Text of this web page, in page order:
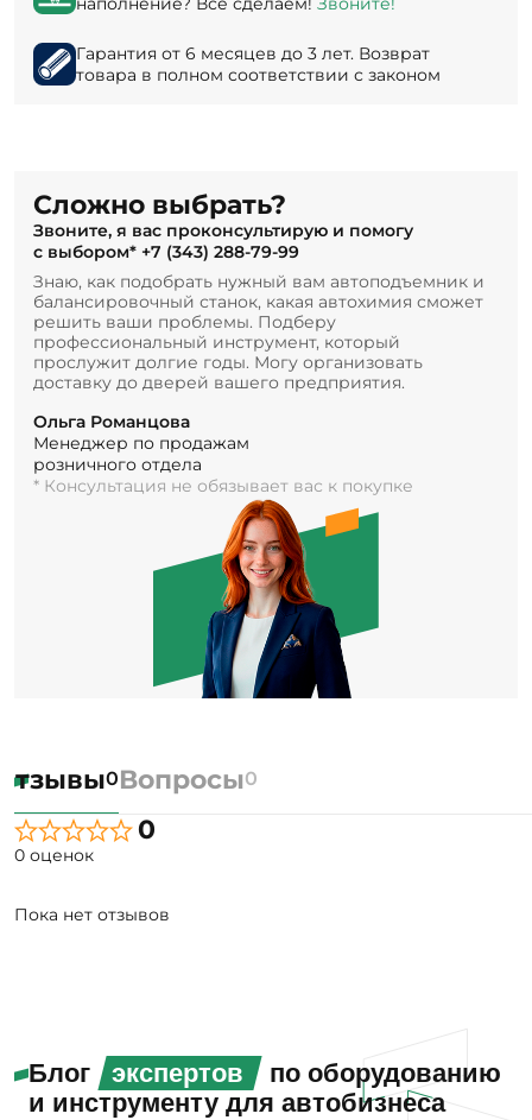
Гарантия от 6 месяцев до 3 лет. Возврат
товара в полном соответствии с законом
Сложно выбрать?
Звоните, я вас проконсультирую и помогу
с выбором* +7 (343) 288-79-99
Знаю, как подобрать нужный вам автоподъемник и
балансировочный станок, какая автохимия сможет
решить ваши проблемы. Подберу
профессиональный инструмент, который
прослужит долгие годы. Могу организовать
доставку до дверей вашего предприятия.
Ольга Романцова
Менеджер по продажам
розничного отдела
* Консультация не обязывает вас к покупке
0Вопросы0
0
0 оценок
Пока нет отзывов
Блог экспертов
по оборудованию
и инструменту для автобизнеса